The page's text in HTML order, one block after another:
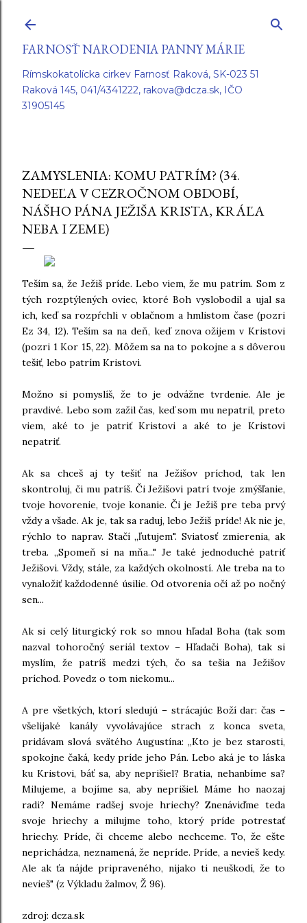
FARNOSŤ NARODENIA PANNY MÁRIE
Rímskokatolícka cirkev Farnosť Raková, SK-023 51
Raková 145, 041/4341222, rakova@dcza.sk, IČO
31905145
ZAMYSLENIA: KOMU PATRÍM? (34.
NEDEĽA V CEZROČNOM OBDOBÍ,
NÁŠHO PÁNA JEŽIŠA KRISTA, KRÁĽA
NEBA I ZEME)
Teším sa, že Ježiš príde. Lebo viem, že mu patrím. Som z
tých rozptýlených oviec, ktoré Boh vyslobodil a ujal sa
ich, keď sa rozpŕchli v oblačnom a hmlistom čase (pozri
Ez 34, 12). Teším sa na deň, keď znova ožijem v Kristovi
(pozri 1 Kor 15, 22). Môžem sa na to pokojne a s dôverou
tešiť, lebo patrím Kristovi.
Možno si pomyslíš, že to je odvážne tvrdenie. Ale je
pravdivé. Lebo som zažil čas, keď som mu nepatril, preto
viem, aké to je patriť Kristovi a aké to je Kristovi
nepatriť.
Ak sa chceš aj ty tešiť na Ježišov príchod, tak len
skontroluj, či mu patríš. Či Ježišovi patrí tvoje zmýšľanie,
tvoje hovorenie, tvoje konanie. Či je Ježiš pre teba prvý
vždy a všade. Ak je, tak sa raduj, lebo Ježiš príde! Ak nie je,
rýchlo to naprav. Stačí „ľutujem". Sviatosť zmierenia, ak
treba. „Spomeň si na mňa..." Je také jednoduché patriť
Ježišovi. Vždy, stále, za každých okolností. Ale treba na to
vynaložiť každodenné úsilie. Od otvorenia očí až po nočný
sen...
Ak si celý liturgický rok so mnou hľadal Boha (tak som
nazval tohoročný seriál textov – Hľadači Boha), tak si
myslím, že patríš medzi tých, čo sa tešia na Ježišov
príchod. Povedz o tom niekomu...
A pre všetkých, ktorí sledujú – strácajúc Boží dar: čas –
všelijaké kanály vyvolávajúce strach z konca sveta,
pridávam slová svätého Augustína: „Kto je bez starosti,
spokojne čaká, kedy príde jeho Pán. Lebo aká je to láska
ku Kristovi, báť sa, aby neprišiel? Bratia, nehanbíme sa?
Milujeme, a bojíme sa, aby neprišiel. Máme ho naozaj
radi? Nemáme radšej svoje hriechy? Znenáviďme teda
svoje hriechy a milujme toho, ktorý príde potrestať
hriechy. Príde, či chceme alebo nechceme. To, že ešte
neprichádza, neznamená, že nepríde. Príde, a nevieš kedy.
Ale ak ťa nájde pripraveného, nijako ti neuškodí, že to
nevieš" (z Výkladu žalmov, Ž 96).
zdroj: dcza.sk